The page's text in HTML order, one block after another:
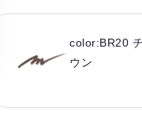
color:BR20
ウン